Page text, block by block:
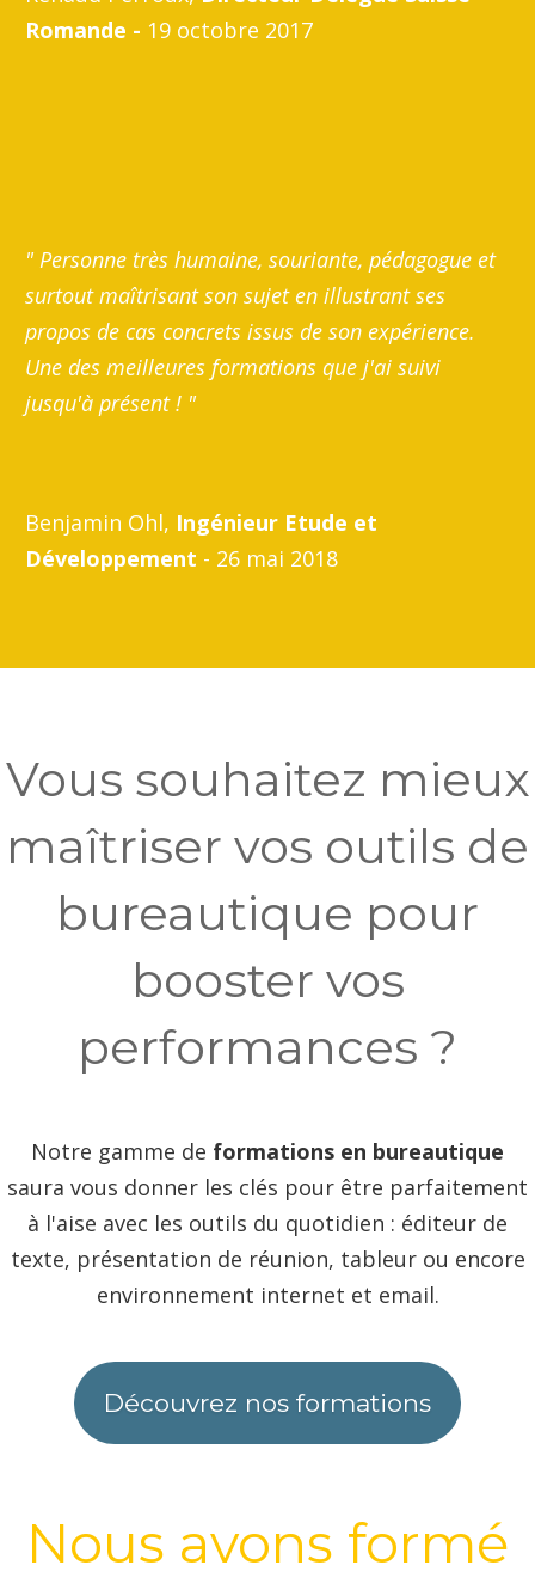
Romande - 19 octobre 2017
" Personne très humaine, souriante, pédagogue et
surtout maîtrisant son sujet en illustrant ses
propos de cas concrets issus de son expérience.
Une des meilleures formations que j'ai suivi
jusqu'à présent ! "
Benjamin Ohl, Ingénieur Etude et
Développement - 26 mai 2018
Vous souhaitez mieux
maîtriser vos outils de
bureautique pour
booster vos
performances ?
Notre gamme de formations en bureautique
saura vous donner les clés pour être parfaitement
à l'aise avec les outils du quotidien : éditeur de
texte, présentation de réunion, tableur ou encore
environnement internet et email.
Découvrez nos formations
Nous avons formé